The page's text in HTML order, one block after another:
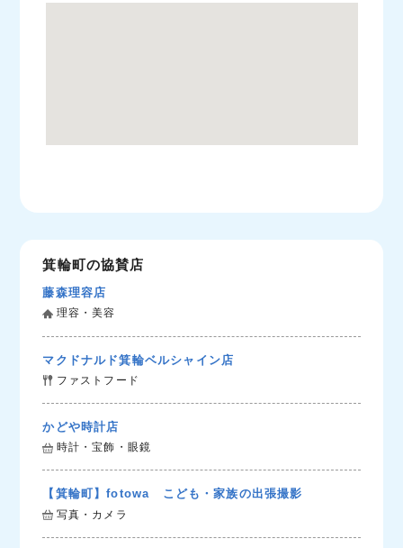
箕輪町の協賛店
藤森理容店
理容・美容
マクドナルド箕輪ベルシャイン店
ファストフード
かどや時計店
時計・宝飾・眼鏡
【箕輪町】fotowa こども・家族の出張撮影
写真・カメラ